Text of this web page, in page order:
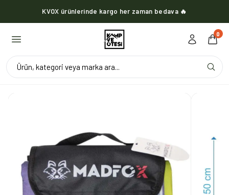
KVOX ürünlerinde kargo her zaman bedava 🔥
0
Ürün, kategori veya marka ara...